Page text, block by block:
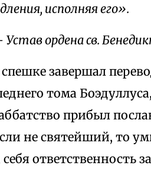
исполняя его».
ордена св.
завершал
тома
прибыл
не святейший, то
ответственность